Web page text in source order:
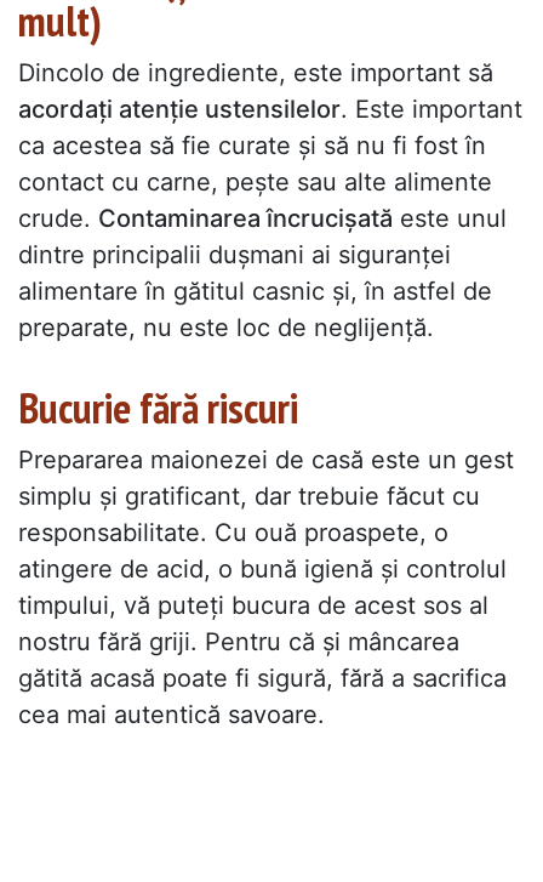
mult)
Dincolo de ingrediente, este important să
acordați atenție ustensilelor. Este important
ca acestea să fie curate și să nu fi fost în
contact cu carne, pește sau alte alimente
crude. Contaminarea încrucișată este unul
dintre principalii dușmani ai siguranței
alimentare în gătitul casnic și, în astfel de
preparate, nu este loc de neglijență.
Bucurie fără riscuri
Prepararea maionezei de casă este un gest
simplu și gratificant, dar trebuie făcut cu
responsabilitate. Cu ouă proaspete, o
atingere de acid, o bună igienă și controlul
timpului, vă puteți bucura de acest sos al
nostru fără griji. Pentru că și mâncarea
gătită acasă poate fi sigură, fără a sacrifica
cea mai autentică savoare.